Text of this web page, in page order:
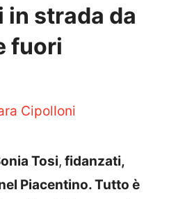
strada da
fuori
Cipolloni
Tosi, fidanzati,
Piacentino. Tutto è